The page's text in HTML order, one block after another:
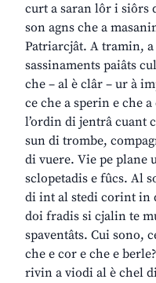
curt a saran lôr i siôrs
son agns che a
Patriarcjât. A tramin,
sassinaments paiâts
che – al è clâr – ur à
ce che a sperin e che
l’ordin di jentrâ cuant
sun di trombe,
di vuere. Vie pe plane
sclopetadis e fûcs. Al
di int al stedi corint in
doi fradis si cjalin te
spaventâts. Cui sono,
che e cor e che e
rivin a viodi al è chel